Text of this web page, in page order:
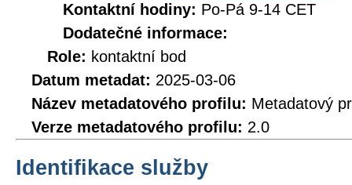
Kontaktní hodiny: Po-Pá 9-14 CET
Dodatečné informace:
Role: kontaktní bod
Datum metadat: 2025-03-06
Název metadatového profilu: Metadatový
Verze metadatového profilu: 2.0
Identifikace služby